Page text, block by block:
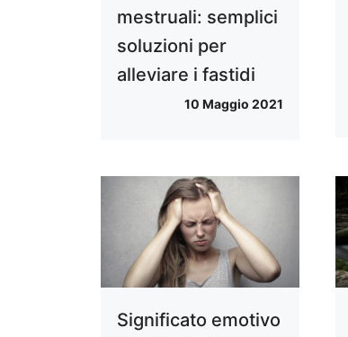
mestruali: semplici
soluzioni per
alleviare i fastidi
10 Maggio 2021
Significato emotivo